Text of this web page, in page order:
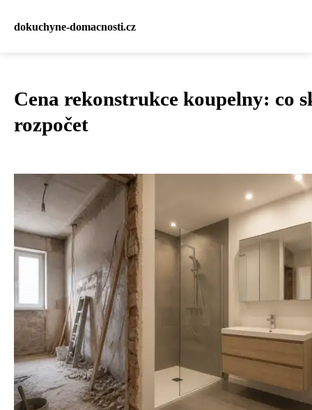
dokuchyne-domacnosti.cz
Cena rekonstrukce koupelny: co
rozpočet